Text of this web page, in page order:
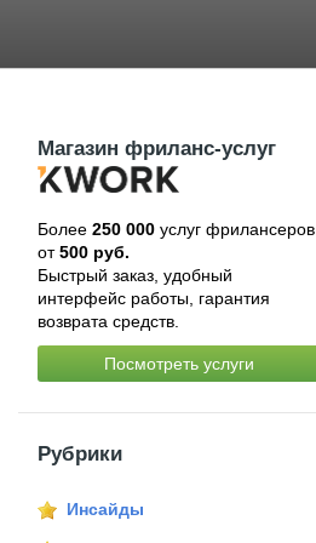
Магазин фриланс-услуг
Более 250 000услуг фрилансеров
от500 руб.
Быстрый заказ, удобный
интерфейс работы, гарантия
возврата средств.
Посмотреть услуги
Рубрики
Инсайды